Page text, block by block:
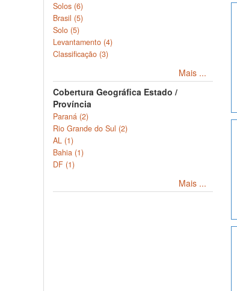
Solos (6)
Brasil (5)
Solo (5)
Levantamento (4)
Classificação (3)
Mais ...
Cobertura Geográfica Estado /
Província
Paraná (2)
Rio Grande do Sul (2)
AL (1)
Bahia (1)
DF (1)
Mais ...